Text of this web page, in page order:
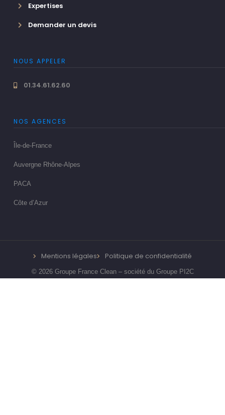
Expertises
Demander un devis
NOUS APPELER
01.34.61.62.60
NOS AGENCES
Île-de-France
Auvergne Rhône-Alpes
PACA
Côte d’Azur
© 2026 Groupe France Clean – société du Groupe PI2C
Mentions légales Politique de confidentialité